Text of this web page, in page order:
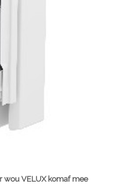
wou VELUX komaf mee